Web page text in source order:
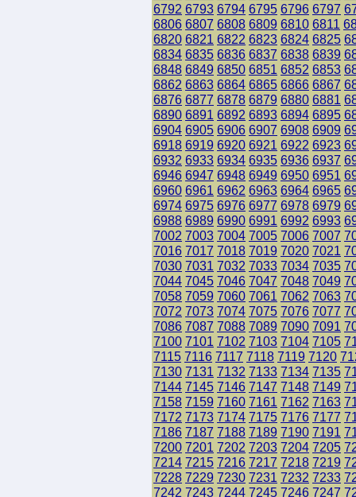
6792 6793 6794 6795 6796 6797
6806 6807 6808 6809 6810 6811
6820 6821 6822 6823 6824 6825
6834 6835 6836 6837 6838 6839
6848 6849 6850 6851 6852 6853
6862 6863 6864 6865 6866 6867
6876 6877 6878 6879 6880 6881
6890 6891 6892 6893 6894 6895
6904 6905 6906 6907 6908 6909
6918 6919 6920 6921 6922 6923
6932 6933 6934 6935 6936 6937
6946 6947 6948 6949 6950 6951
6960 6961 6962 6963 6964 6965
6974 6975 6976 6977 6978 6979
6988 6989 6990 6991 6992 6993
7002 7003 7004 7005 7006 7007
7016 7017 7018 7019 7020 7021
7030 7031 7032 7033 7034 7035
7044 7045 7046 7047 7048 7049
7058 7059 7060 7061 7062 7063
7072 7073 7074 7075 7076 7077
7086 7087 7088 7089 7090 7091
7100 7101 7102 7103 7104 7105
7115 7116 7117 7118 7119 7120
7130 7131 7132 7133 7134 7135
7144 7145 7146 7147 7148 7149
7158 7159 7160 7161 7162 7163
7172 7173 7174 7175 7176 7177
7186 7187 7188 7189 7190 7191
7200 7201 7202 7203 7204 7205
7214 7215 7216 7217 7218 7219
7228 7229 7230 7231 7232 7233
7242 7243 7244 7245 7246 7247